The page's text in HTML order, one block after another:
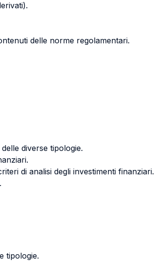
delle norme regolamentari.
diverse tipologie.
di analisi degli investimenti finanziari.
tipologie.